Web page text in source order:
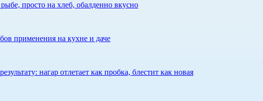
просто на хлеб, обалденно вкусно
применения на кухне и даче
нагар отлетает как пробка, блестит как новая